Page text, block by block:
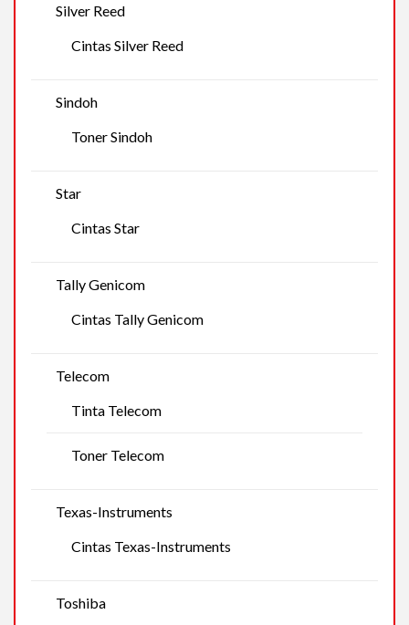
Silver Reed
Cintas Silver Reed
Sindoh
Toner Sindoh
Star
Cintas Star
Tally Genicom
Cintas Tally Genicom
Telecom
Tinta Telecom
Toner Telecom
Texas-Instruments
Cintas Texas-Instruments
Toshiba